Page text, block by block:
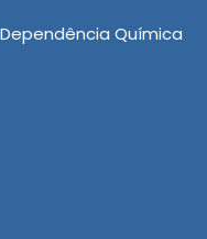
Química